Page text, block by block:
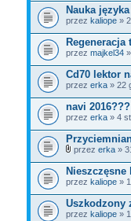
Nauka
przez kaliope»
Regeneracja
przez majkel34»
Cd70 lektor
przez erka» 22
navi 2016???
przez erka» 4
przez erka»
przez kaliope»
Uszkodzony
przez kaliope»